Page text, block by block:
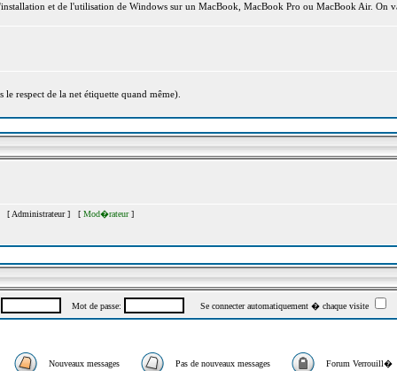
et de l'utilisation de Windows sur un MacBook, MacBook Pro ou MacBook Air. On
respect de la net étiquette quand même).
[ Administrateur] [ Mod�rateur]
Mot de passe: Se connecter automatiquement � chaque visite
Nouveaux messages Pas de nouveaux messages Forum Verrouill�